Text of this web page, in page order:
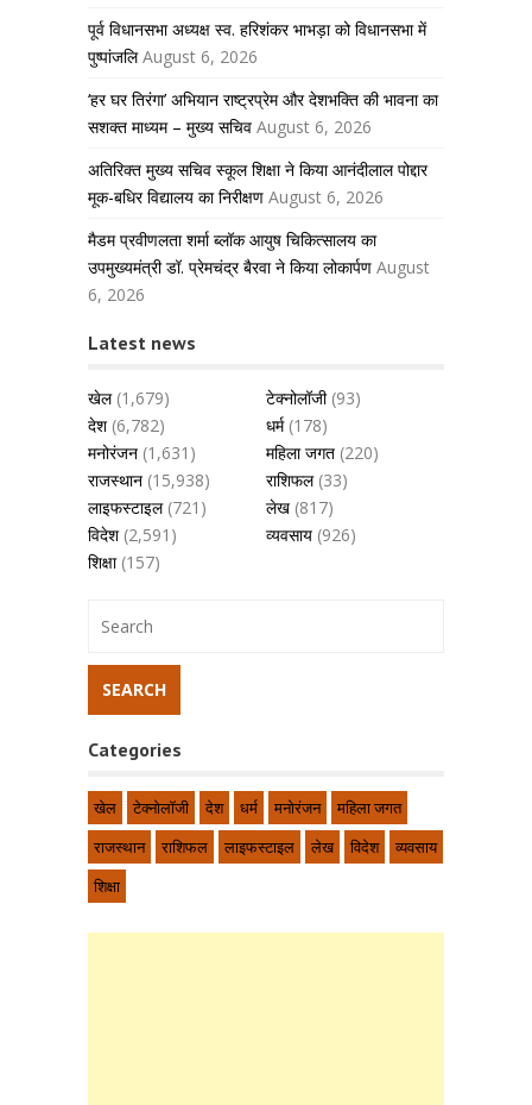
पूर्व विधानसभा अध्यक्ष स्व. हरिशंकर भाभड़ा को विधानसभा में
पुष्पांजलि August 6, 2026
‘हर घर तिरंगा’ अभियान राष्ट्रप्रेम और देशभक्ति की भावना का
सशक्त माध्यम – मुख्य सचिव August 6, 2026
अतिरिक्त मुख्य सचिव स्कूल शिक्षा ने किया आनंदीलाल पोद्दार
मूक-बधिर विद्यालय का निरीक्षण August 6, 2026
मैडम प्रवीणलता शर्मा ब्लॉक आयुष चिकित्सालय का
उपमुख्यमंत्री डॉ. प्रेमचंद्र बैरवा ने किया लोकार्पण August
6, 2026
Latest news
खेल(1,679) टेक्नोलॉजी(93)
देश(6,782) धर्म(178)
मनोरंजन (1,631) महिला जगत (220)
राजस्थान (15,938) राशिफल(33)
लाइफस्टाइल(721) लेख (817)
विदेश(2,591) व्यवसाय (926)
शिक्षा(157)
Categories
खेल टेक्नोलॉजी देश धर्म मनोरंजन
महिला जगत
राजस्थान
राशिफल लाइफस्टाइल लेख विदेश
व्यवसाय
शिक्षा